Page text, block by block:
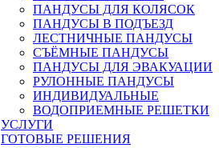
ПАНДУСЫ ДЛЯ КОЛЯСОК
ПАНДУСЫ В ПОДЪЕЗД
ЛЕСТНИЧНЫЕ ПАНДУСЫ
CЪЁМНЫЕ ПАНДУСЫ
ПАНДУСЫ ДЛЯ ЭВАКУАЦИИ
РУЛОННЫЕ ПАНДУСЫ
ИНДИВИДУАЛЬНЫЕ
ВОДОПРИЕМНЫЕ РЕШЕТКИ
УСЛУГИ
ГОТОВЫЕ РЕШЕНИЯ